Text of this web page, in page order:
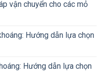
vận chuyển cho các mỏ
Hướng dẫn lựa chọn
Hướng dẫn lựa chọn